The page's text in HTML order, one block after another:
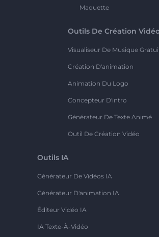
Maquette
Outils De Création
Visualiseur De Musique
Création D'animation
Animation Du Logo
Concepteur D'intro
Générateur De Texte Animé
Outil De Création Vidéo
Outils IA
Générateur De Vidéos IA
Générateur D'animation IA
Éditeur Vidéo IA
IA Texte-À-Vidéo